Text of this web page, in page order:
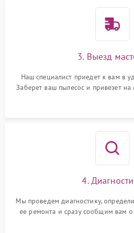
3. Выезд
Наш специалист приедет к вам в
Заберет ваш пылесос и привезет на
4.
Мы проведем диагностику,
ее ремонта и сразу сообщим вам о